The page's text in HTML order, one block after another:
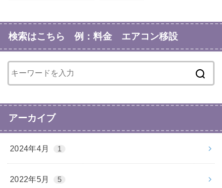
検索はこちら 例：料金 エアコン移設
アーカイブ
2024年4月 1
2022年5月 5